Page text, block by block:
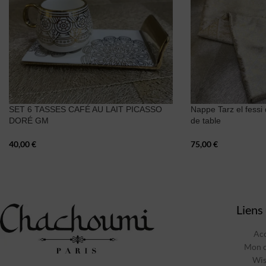
SET 6 TASSES CAFÉ AU LAIT PICASSO
DORÉ GM
40,00€
Nappe Tarz el
de table
75,00€
Mon